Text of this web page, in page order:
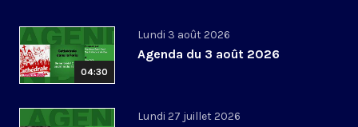
04:30
Lundi 3 août 2026
Agenda du 3 août 2026
Lundi 27 juillet 2026